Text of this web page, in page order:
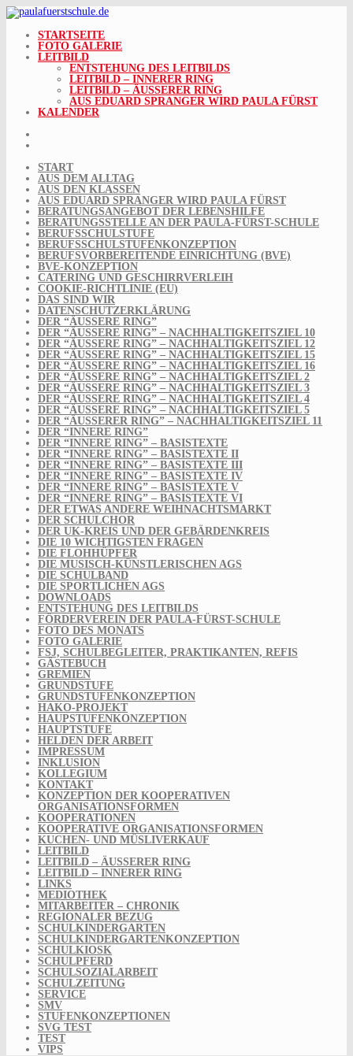
Skip
to
content STARTSEITE
FOTO GALERIE
LEITBILD
ENTSTEHUNG DES LEITBILDS
LEITBILD – INNERER RING
LEITBILD – ÄUSSERER RING
AUS EDUARD SPRANGER WIRD PAULA FÜRST
KALENDER
START
AUS DEM ALLTAG
AUS DEN KLASSEN
AUS EDUARD SPRANGER WIRD PAULA FÜRST
BERATUNGSANGEBOT DER LEBENSHILFE
BERATUNGSSTELLE AN DER PAULA-FÜRST-SCHULE
BERUFSSCHULSTUFE
BERUFSSCHULSTUFENKONZEPTION
BERUFSVORBEREITENDE EINRICHTUNG (BVE)
BVE-KONZEPTION
CATERING UND GESCHIRRVERLEIH
COOKIE-RICHTLINIE (EU)
DAS SIND WIR
DATENSCHUTZERKLÄRUNG
DER “ÄUSSERE RING”
DER “ÄUSSERE RING” – NACHHALTIGKEITSZIEL 10
DER “ÄUSSERE RING” – NACHHALTIGKEITSZIEL 12
DER “ÄUSSERE RING” – NACHHALTIGKEITSZIEL 15
DER “ÄUSSERE RING” – NACHHALTIGKEITSZIEL 16
DER “ÄUSSERE RING” – NACHHALTIGKEITSZIEL 2
DER “ÄUSSERE RING” – NACHHALTIGKEITSZIEL 3
DER “ÄUSSERE RING” – NACHHALTIGKEITSZIEL 4
DER “ÄUSSERE RING” – NACHHALTIGKEITSZIEL 5
DER “ÄUSSERER RING” – NACHHALTIGKEITSZIEL 11
DER “INNERE RING”
DER “INNERE RING” – BASISTEXTE
DER “INNERE RING” – BASISTEXTE II
DER “INNERE RING” – BASISTEXTE III
DER “INNERE RING” – BASISTEXTE IV
DER “INNERE RING” – BASISTEXTE V
DER “INNERE RING” – BASISTEXTE VI
DER ETWAS ANDERE WEIHNACHTSMARKT
DER SCHULCHOR
DER UK-KREIS UND DER GEBÄRDENKREIS
DIE 10 WICHTIGSTEN FRAGEN
DIE FLOHHÜPFER
DIE MUSISCH-KÜNSTLERISCHEN AGS
DIE SCHULBAND
DIE SPORTLICHEN AGS
DOWNLOADS
ENTSTEHUNG DES LEITBILDS
FÖRDERVEREIN DER PAULA-FÜRST-SCHULE
FOTO DES MONATS
FOTO GALERIE
FSJ, SCHULBEGLEITER, PRAKTIKANTEN, REFIS
GÄSTEBUCH
GREMIEN
GRUNDSTUFE
GRUNDSTUFENKONZEPTION
HAKO-PROJEKT
HAUPSTUFENKONZEPTION
HAUPTSTUFE
HELDEN DER ARBEIT
IMPRESSUM
INKLUSION
KOLLEGIUM
KONTAKT
KONZEPTION DER KOOPERATIVEN
ORGANISATIONSFORMEN
KOOPERATIONEN
KOOPERATIVE ORGANISATIONSFORMEN
KUCHEN- UND MÜSLIVERKAUF
LEITBILD
LEITBILD – ÄUSSERER RING
LEITBILD – INNERER RING
LINKS
MEDIOTHEK
MITARBEITER – CHRONIK
REGIONALER BEZUG
SCHULKINDERGARTEN
SCHULKINDERGARTENKONZEPTION
SCHULKIOSK
SCHULPFERD
SCHULSOZIALARBEIT
SCHULZEITUNG
SERVICE
SMV
STUFENKONZEPTIONEN
SVG TEST
TEST
VIPS